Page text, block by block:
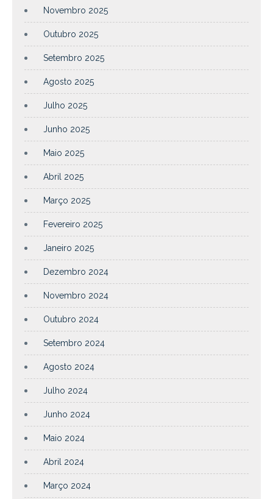
Novembro 2025
Outubro 2025
Setembro 2025
Agosto 2025
Julho 2025
Junho 2025
Maio 2025
Abril 2025
Março 2025
Fevereiro 2025
Janeiro 2025
Dezembro 2024
Novembro 2024
Outubro 2024
Setembro 2024
Agosto 2024
Julho 2024
Junho 2024
Maio 2024
Abril 2024
Março 2024